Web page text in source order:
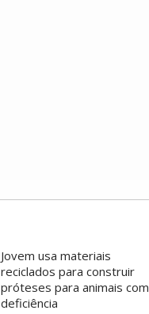
Jovem usa materiais
reciclados para construir
próteses para animais com
deficiência